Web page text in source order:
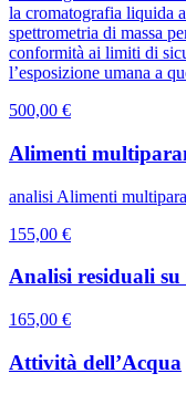
la cromatografia liquida
spettrometria di massa
conformità ai limiti di
l’esposizione umana a
500,00 €
Alimenti
analisi Alimenti
155,00 €
Analisi residuali su
165,00 €
Attività dell’Acqua